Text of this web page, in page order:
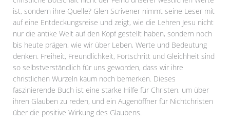
ist, sondern ihre Quelle? Glen Scrivener nimmt seine Leser mit
auf eine Entdeckungsreise und zeigt, wie die Lehren Jesu nicht
nur die antike Welt auf den Kopf gestellt haben, sondern noch
bis heute prägen, wie wir über Leben, Werte und Bedeutung
denken. Freiheit, Freundlichkeit, Fortschritt und Gleichheit sind
so selbstverständlich für uns geworden, dass wir ihre
christlichen Wurzeln kaum noch bemerken. Dieses
faszinierende Buch ist eine starke Hilfe für Christen, um über
ihren Glauben zu reden, und ein Augenöffner für Nichtchristen
über die positive Wirkung des Glaubens.